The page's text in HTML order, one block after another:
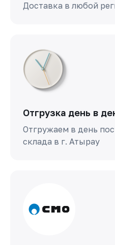
Доставка в любой
Отгрузка день в
Отгружаем в день
склада в г. Атырау